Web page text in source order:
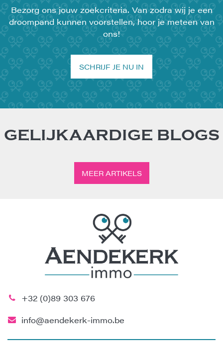
Bezorg ons jouw zoekcriteria. Van zodra wij je een
droompand kunnen voorstellen, hoor je meteen van
ons!
SCHRIJF JE NU IN
GELIJKAARDIGE BLOGS
MEER ARTIKELS
+32 (0)89 303 676
info@aendekerk-immo.be